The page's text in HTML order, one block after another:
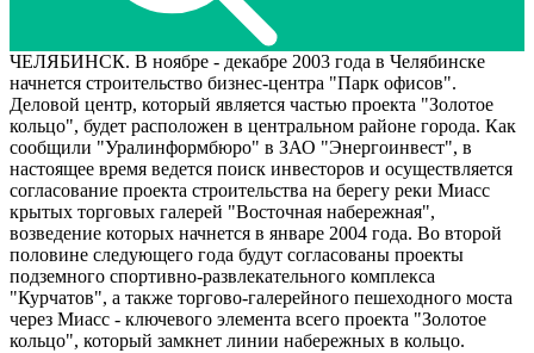
ЧЕЛЯБИНСК. В ноябре - декабре 2003 года в Челябинске
начнется строительство бизнес-центра "Парк офисов".
Деловой центр, который является частью проекта "Золотое
кольцо", будет расположен в центральном районе города. Как
сообщили "Уралинформбюро" в ЗАО "Энергоинвест", в
настоящее время ведется поиск инвесторов и осуществляется
согласование проекта строительства на берегу реки Миасс
крытых торговых галерей "Восточная набережная",
возведение которых начнется в январе 2004 года. Во второй
половине следующего года будут согласованы проекты
подземного спортивно-развлекательного комплекса
"Курчатов", а также торгово-галерейного пешеходного моста
через Миасс - ключевого элемента всего проекта "Золотое
кольцо", который замкнет линии набережных в кольцо.